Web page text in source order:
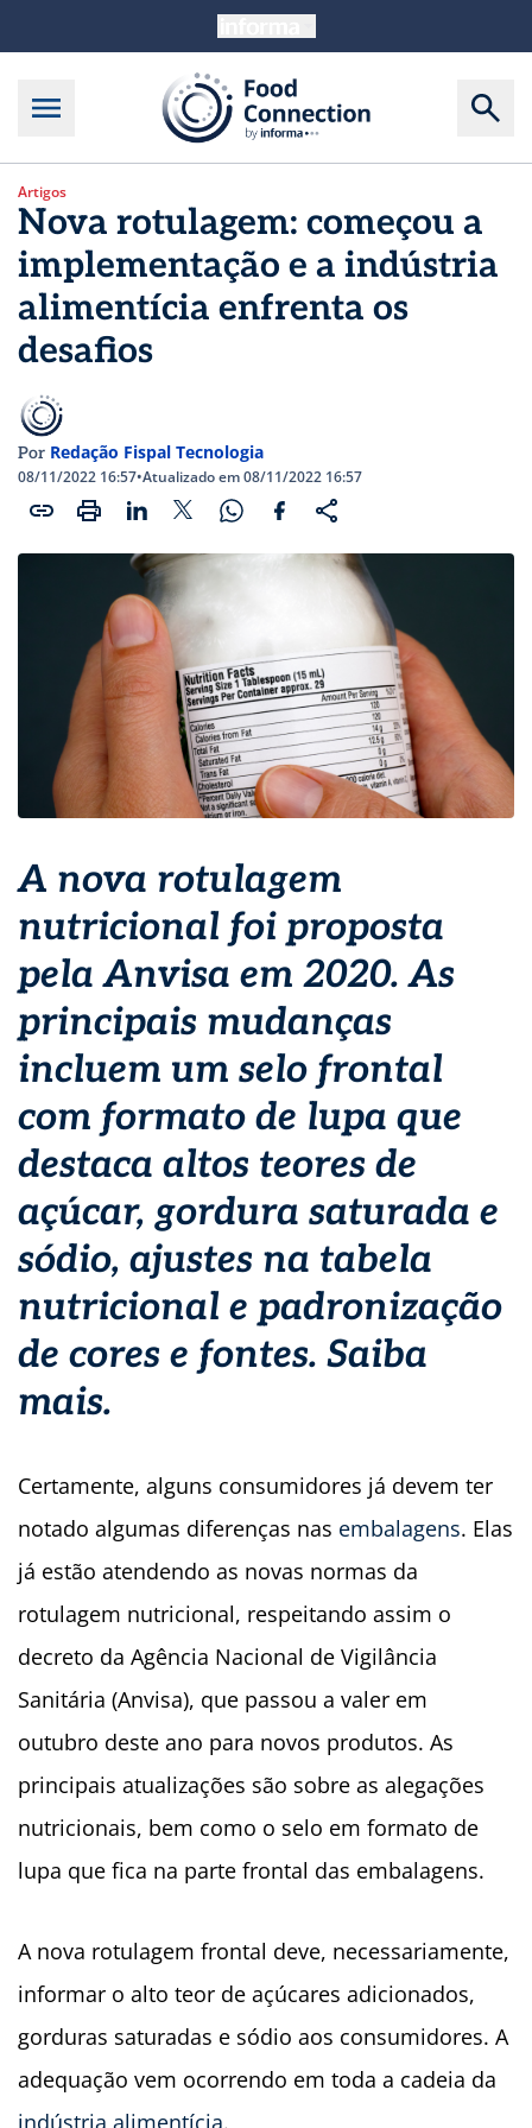
Artigos
Nova rotulagem: começou a
implementação e a indústria
alimentícia enfrenta os
desafios
Por Redação Fispal Tecnologia
08/11/2022 16:57•Atualizado em 08/11/2022 16:57
A nova rotulagem
nutricional foi proposta
pela Anvisa em 2020. As
principais mudanças
incluem um selo frontal
com formato de lupa que
destaca altos teores de
açúcar, gordura saturada e
sódio, ajustes na tabela
nutricional e padronização
de cores e fontes. Saiba
mais.
Certamente, alguns consumidores já devem ter
notado algumas diferenças nas embalagens. Elas
já estão atendendo as novas normas da
rotulagem nutricional, respeitando assim o
decreto da Agência Nacional de Vigilância
Sanitária (Anvisa), que passou a valer em
outubro deste ano para novos produtos. As
principais atualizações são sobre as alegações
nutricionais, bem como o selo em formato de
lupa que fica na parte frontal das embalagens.
A nova rotulagem frontal deve, necessariamente,
informar o alto teor de açúcares adicionados,
gorduras saturadas e sódio aos consumidores. A
adequação vem ocorrendo em toda a cadeia da
indústria alimentícia.